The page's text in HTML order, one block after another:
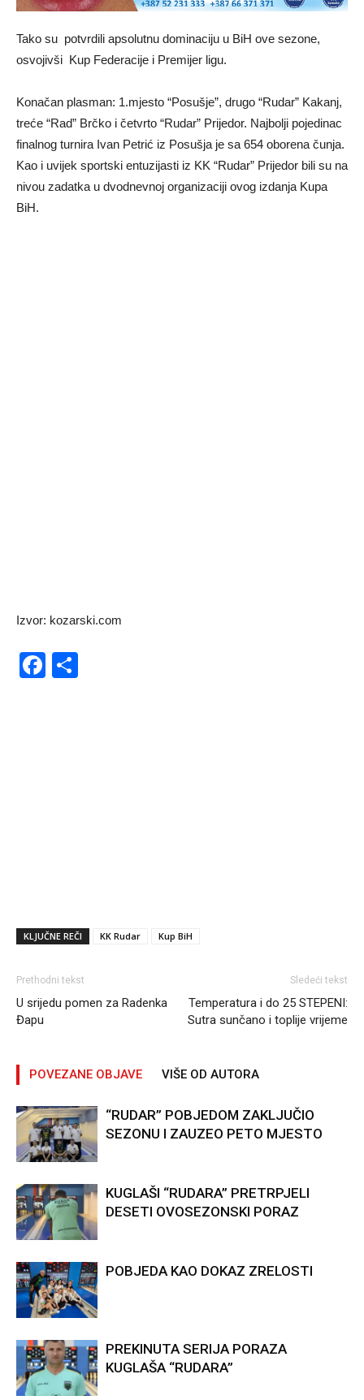
Tako su potvrdili apsolutnu dominaciju u BiH ove sezone,
osvojivši Kup Federacije i Premijer ligu.
Konačan plasman: 1.mjesto “Posušje”, drugo “Rudar” Kakanj,
treće “Rad” Brčko i četvrto “Rudar” Prijedor. Najbolji pojedinac
finalnog turnira Ivan Petrić iz Posušja je sa 654 oborena čunja.
Kao i uvijek sportski entuzijasti iz KK “Rudar” Prijedor bili su na
nivou zadatka u dvodnevnoj organizaciji ovog izdanja Kupa
BiH.
Izvor: kozarski.com
Facebook
KLJUČNE REČI KK Rudar Kup BiH
Prethodni tekst
U srijedu pomen za Radenka
Đapu
Sledeći tekst
Temperatura i do 25 STEPENI:
Sutra sunčano i toplije vrijeme
POVEZANE OBJAVE VIŠE OD AUTORA
“RUDAR” POBJEDOM ZAKLJUČIO
SEZONU I ZAUZEO PETO MJESTO
KUGLAŠI “RUDARA” PRETRPJELI
DESETI OVOSEZONSKI PORAZ
POBJEDA KAO DOKAZ ZRELOSTI
PREKINUTA SERIJA PORAZA
KUGLAŠA “RUDARA”